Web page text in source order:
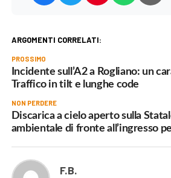
ARGOMENTI CORRELATI:
PROSSIMO
Incidente sull’A2 a Rogliano: un
Traffico in tilt e lunghe code
NON PERDERE
Discarica a cielo aperto sulla
ambientale di fronte all’ingresso
F.B.